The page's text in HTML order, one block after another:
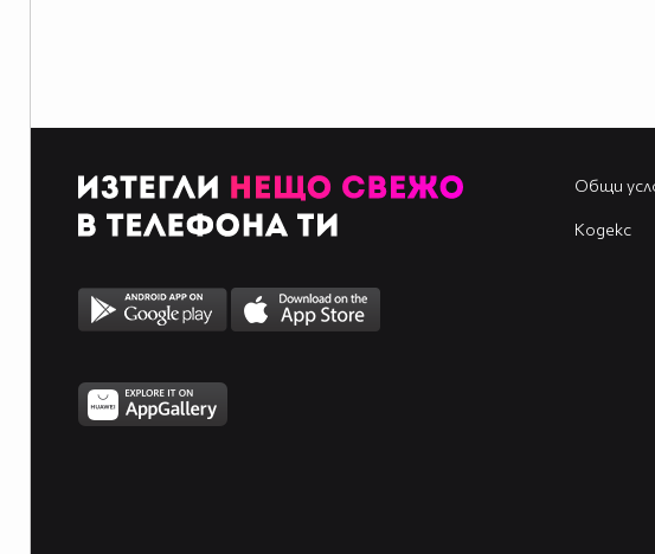
Общи
Кодекс